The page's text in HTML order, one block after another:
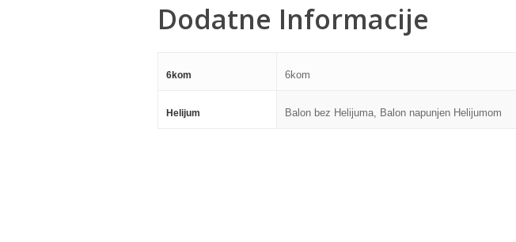
Dodatne Informacije
6kom 6kom
Helijum Balon bez Helijuma, Balon napunjen Helijumom